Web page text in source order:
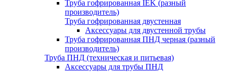
Труба гофрированная IEK (разный
производитель)
Труба гофрированная двустенная
Аксессуары для двустенной трубы
Труба гофрированная ПНД черная (разный
производитель)
Труба ПНД (техническая и питьевая)
Аксессуары для трубы ПНД